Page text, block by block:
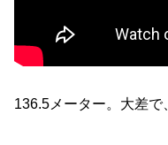
136.5メーター。大差で